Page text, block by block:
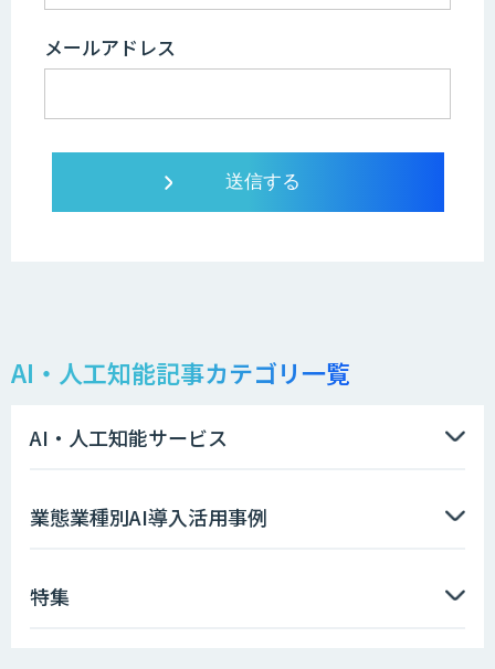
メールアドレス
AI・人工知能記事カテゴリ一覧
AI・人工知能サービス
業態業種別AI導入活用事例
特集